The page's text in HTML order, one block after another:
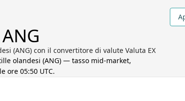
(ANG) con il convertitore di valute Valuta EX
olandesi (ANG) — tasso mid-market,
ore 05:50 UTC.